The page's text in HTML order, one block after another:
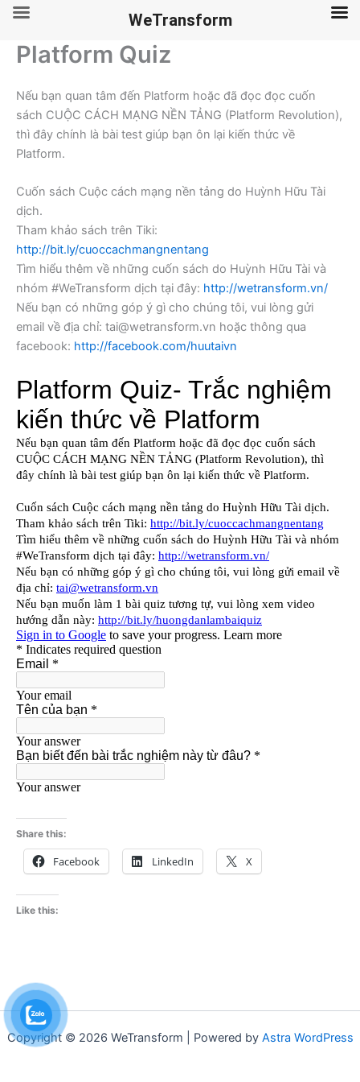
Skip
content
Platform Quiz
Nếu bạn quan tâm đến Platform hoặc đã đọc đọc cuốn
sách CUỘC CÁCH MẠNG NỀN TẢNG (Platform Revolution),
thì đây chính là bài test giúp bạn ôn lại kiến thức về
Platform.
Cuốn sách Cuộc cách mạng nền tảng do Huỳnh Hữu Tài
dịch.
Tham khảo sách trên Tiki:
http://bit.ly/cuoccachmangnentang
Tìm hiểu thêm về những cuốn sách do Huỳnh Hữu Tài và
nhóm #WeTransform dịch tại đây: http://wetransform.vn/
Nếu bạn có những góp ý gì cho chúng tôi, vui lòng gửi
email về địa chỉ: tai@wetransform.vn hoặc thông qua
facebook: http://facebook.com/huutaivn
Share this:
Facebook LinkedIn X
Like this:
Copyright © 2026 WeTransform | Powered by Astra WordPress
WeTransform